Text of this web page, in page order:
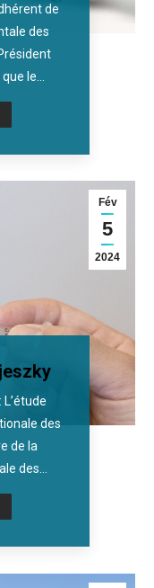
de
des
le…
Fév
5
2024
des
de la
des…